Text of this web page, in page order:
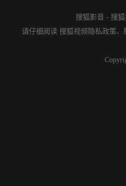
搜狐影音 - 搜
请仔细阅读 搜狐视频隐私政策、